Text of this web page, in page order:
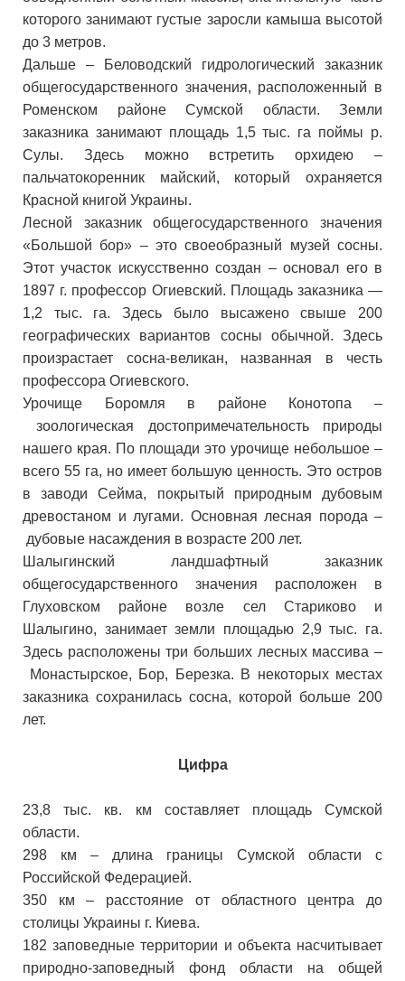
которого занимают густые заросли камыша высотой
до 3 метров.
Дальше –
Беловодский гидрологический заказник
общегосударственного значения, расположенный в
Роменском районе Сумской области. Земли
заказника занимают площадь 1,5 тыс. га поймы р.
Сулы. Здесь можно встретить орхидею –
пальчатокоренник майский, который охраняется
Красной книгой Украины.
Лесной заказник общегосударственного значения
«Большой бор» – это своеобразный музей сосны.
Этот участок искусственно создан – основал его в
1897 г. профессор Огиевский. Площадь заказника —
1,2 тыс. га. Здесь было высажено свыше 200
географических вариантов сосны обычной. Здесь
произрастает сосна-великан, названная в честь
профессора Огиевского.
Урочище Боромля в районе Конотопа –
зоологическая достопримечательность природы
нашего края. По площади это урочище небольшое –
всего 55 га, но имеет большую ценность. Это остров
в заводи Сейма, покрытый природным дубовым
древостаном и лугами. Основная лесная порода –
дубовые насаждения в возрасте 200 лет.
Шалыгинский ландшафтный заказник
общегосударственного значения расположен в
Глуховском районе возле сел Стариково и
Шалыгино, занимает земли площадью 2,9 тыс. га.
Здесь расположены три больших лесных массива –
Монастырское, Бор, Березка. В некоторых местах
заказника сохранилась сосна, которой больше 200
лет.
Цифра
23,8 тыс. кв. км составляет площадь Сумской
области.
298 км –
длина границы Сумской области с
Российской Федерацией.
350 км–
расстояние от областного центра до
столицы Украины г. Киева.
182 заповедные территории и объекта насчитывает
природно-заповедный фонд области на общей